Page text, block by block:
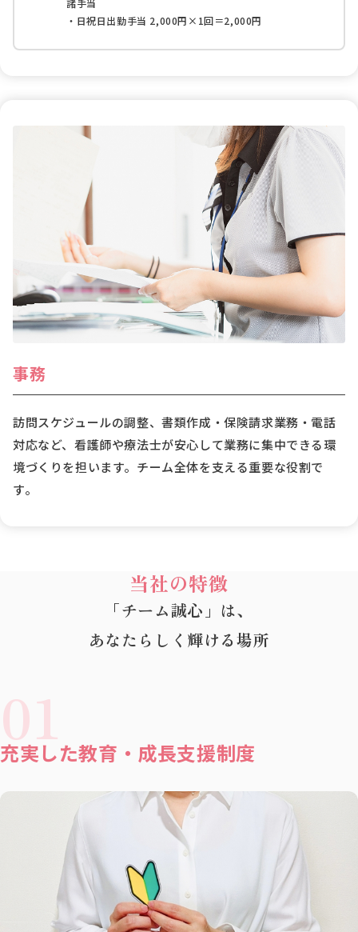
諸手当
・日祝日出勤手当 2,000円×1回＝2,000円
事務
訪問スケジュールの調整、書類作成・保険請求業務・電話
対応など、看護師や療法士が安心して業務に集中できる環
境づくりを担います。チーム全体を支える重要な役割で
す。
当社の特徴
「チーム誠心」は、
あなたらしく輝ける場所
01
充実した教育・成長支援制度